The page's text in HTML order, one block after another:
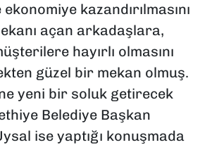
kazandırılmasını
açan arkadaşlara,
hayırlı olmasını
güzel bir mekan olmuş.
yeni bir soluk getirecek
Belediye Başkan
ise yaptığı konuşmada